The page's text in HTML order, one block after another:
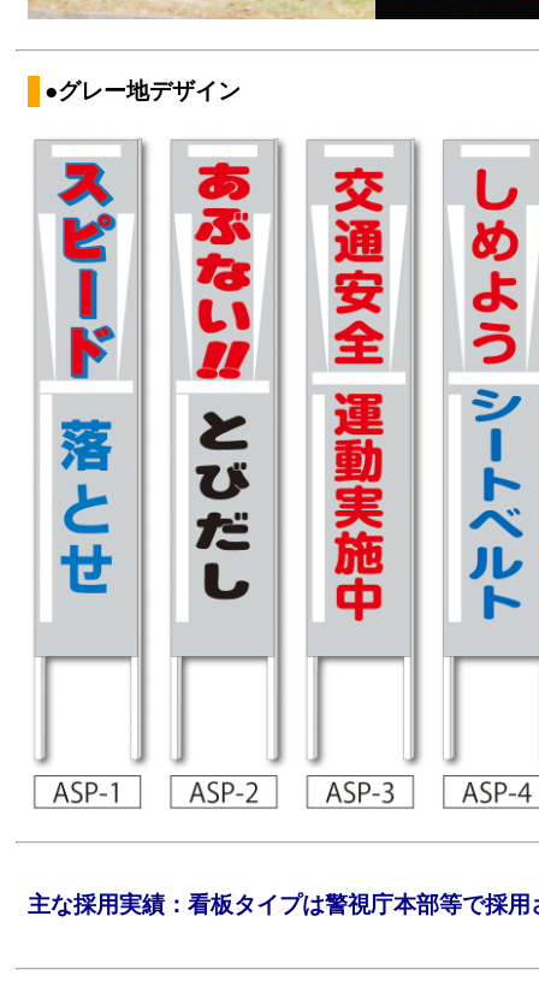
●グレー地デザイン
主な採用実績：看板タイプは警視庁本部等で採用